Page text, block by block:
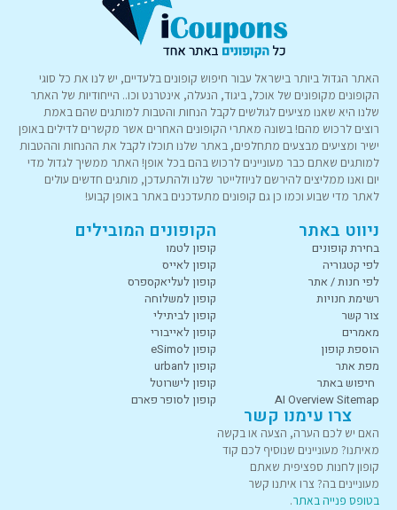
האתר הגדול ביותר בישראל עבור חיפוש קופונים בלעדיים, יש לנו את כל סוגי
הקופונים מקופונים של אוכל, ביגוד, הנעלה, אינטרנט וכו.. הייחודיות של האתר
שלנו היא שאנו מציעים לגולשים לקבל הנחות והטבות למותגים שהם באמת
רוצים לרכוש מהם! בשונה מאתרי הקופונים האחרים אשר מקשרים לדילים באופן
ישיר ומציעים מבצעים מתחלפים, באתר שלנו תוכלו לקבל את ההנחות וההטבות
למותגים שאתם כבר מעוניינים לרכוש בהם בכל אופן! האתר ממשיך לגדול מדי
יום ואנו ממליצים להירשם לניוזלייטר שלנו ולהתעדכן, מותגים חדשים עולים
לאתר מדי שבוע וכמו כן גם קופונים מתעדכנים באתר באופן קבוע!
ניווט באתר
בחירת קופונים
לפי קטגוריה
לפי חנות / אתר
רשימת חנויות
צור קשר
מאמרים
הוספת קופון
מפת אתר
חיפוש באתר
AI Overview Sitemap
הקופונים המובילים
קופון לטמו
קופון לאייס
קופון לעליאקספרס
קופון למשלוחה
קופון לביתילי
קופון לאייבורי
קופון לeSimo
קופון לurban
קופון לישרוטל
קופון לסופר פארם
צרו עימנו קשר
האם יש לכם הערה, הצעה או בקשה
מאיתנו? מעוניינים שנוסיף לכם קוד
קופון לחנות ספציפית שאתם
מעוניינים בה? צרו איתנו קשר
בטופס פנייה באתר.